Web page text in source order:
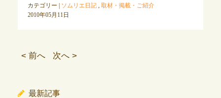
カテゴリー | ソムリエ日記, 取材・掲載・ご紹介
2010年05月11日
< 前へ 次へ >
最新記事